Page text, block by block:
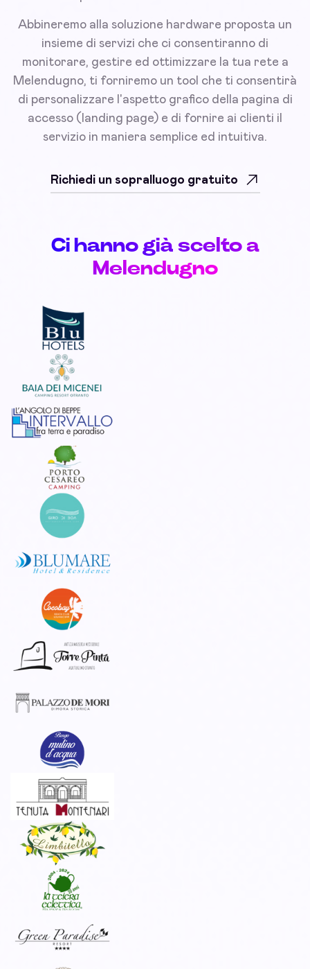
Abbineremo alla soluzione hardware proposta un
insieme di servizi che ci consentiranno di
monitorare, gestire ed ottimizzare la tua rete a
Melendugno, ti forniremo un tool che ti consentirà
di personalizzare l'aspetto grafico della pagina di
accesso (landing page) e di fornire ai clienti il
servizio in maniera semplice ed intuitiva.
Richiedi un sopralluogo gratuito
Ci hanno già scelto a
Melendugno